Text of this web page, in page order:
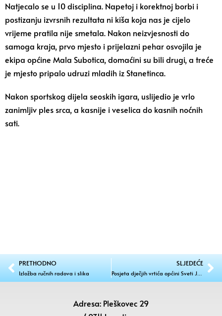
Natjecalo se u 10 disciplina. Napetoj i korektnoj borbi i
postizanju izvrsnih rezultata ni kiša koja nas je cijelo
vrijeme pratila nije smetala. Nakon neizvjesnosti do
samoga kraja, prvo mjesto i prijelazni pehar osvojila je
ekipa općine Mala Subotica, domaćini su bili drugi, a treće
je mjesto pripalo udruzi mladih iz Stanetinca.
Nakon sportskog dijela seoskih igara, uslijedio je vrlo
zanimljiv ples srca, a kasnije i veselica do kasnih noćnih
sati.
PRETHODNO
Izložba ručnih radova i slika
SLJEDEĆE
Posjeta dječjih vrtića općini Sveti Juraj na Bregu
Adresa: Pleškovec 29